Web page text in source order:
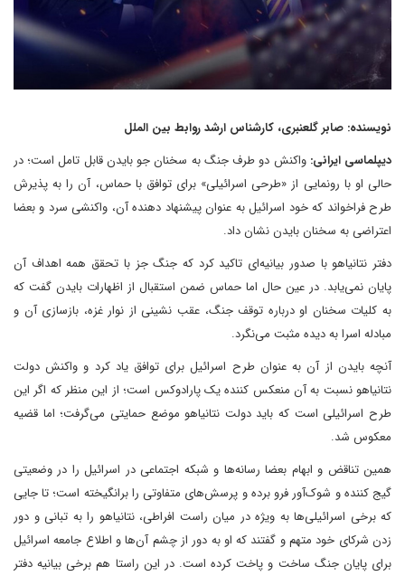
نویسنده: صابر گلعنبری، کارشناس ارشد روابط بین الملل
دیپلماسی ایرانی: واکنش دو طرف جنگ به سخنان جو بایدن قابل تامل است؛ در
حالی او با رونمایی از «طرحی اسرائیلی» برای توافق با حماس، آن را به پذیرش
طرح فراخواند که خود اسرائیل به عنوان پیشنهاد دهنده آن، واکنشی سرد و بعضا
اعتراضی به سخنان بایدن نشان داد.
دفتر نتانیاهو با صدور بیانیه‌ای تاکید کرد که جنگ جز با تحقق همه اهداف آن
پایان نمی‌یابد. در عین حال اما حماس ضمن استقبال از اظهارات بایدن گفت که
به کلیات سخنان او درباره توقف جنگ، عقب نشینی از نوار غزه، بازسازی آن و
مبادله اسرا به دیده مثبت می‌نگرد.
آنچه بایدن از آن به عنوان طرح اسرائیل برای توافق یاد کرد و واکنش دولت
نتانیاهو نسبت به آن منعکس کننده یک پارادوکس است؛ از این منظر که اگر این
طرح اسرائیلی است که باید دولت نتانیاهو موضع حمایتی می‌گرفت؛ اما قضیه
معکوس شد.
همین تناقض و ابهام بعضا رسانه‌ها و شبکه اجتماعی در اسرائیل را در وضعیتی
گیج کننده و شوک‌آور فرو برده و پرسش‌های متفاوتی را برانگیخته است؛ تا جایی
که برخی اسرائیلی‌ها به ویژه در میان راست افراطی، نتانیاهو را به تبانی و دور
زدن شرکای خود متهم و گفتند که او به دور از چشم آن‌ها و اطلاع جامعه اسرائیل
برای پایان جنگ ساخت و پاخت کرده است. در این راستا هم برخی بیانیه دفتر